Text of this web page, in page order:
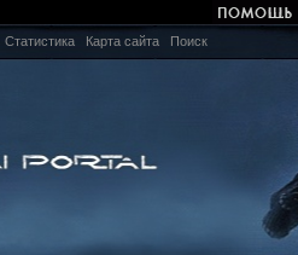
Статистика Карта сайта Поиск